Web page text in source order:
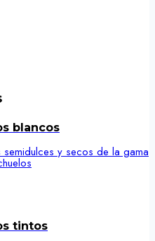
blancos
semidulces y secos de la gama
tintos